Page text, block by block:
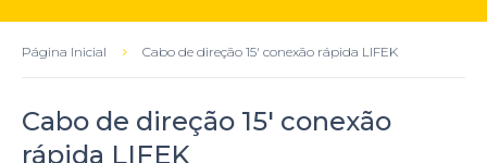
Página Inicial Cabo de direção 15' conexão rápida LIFEK
Cabo de direção 15' conexão
rápida LIFEK